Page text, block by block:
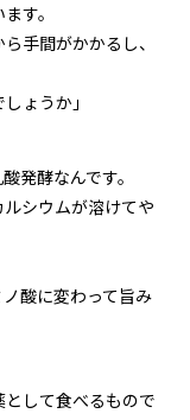
す。
手間がかかるし、
ょうか」
発酵なんです。
シウムが溶けてや
酸に変わって旨み
として食べるもので